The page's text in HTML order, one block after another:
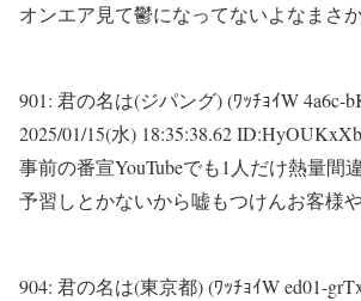
オンエア見て鬱になってないよなまさ
901: 君の名は(ジパング) (ﾜｯﾁｮｲW 4a6c-
2025/01/15(水) 18:35:38.62
事前の番宣YouTubeでも1人だけ熱量間
予習しとかないから嘘もつけんお客様
904: 君の名は(東京都) (ﾜｯﾁｮｲW ed01-